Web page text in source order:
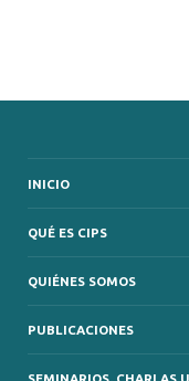
INICIO
QUÉ ES CIPS
QUIÉNES SOMOS
PUBLICACIONES